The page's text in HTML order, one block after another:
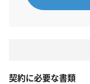
契約に必要な書類